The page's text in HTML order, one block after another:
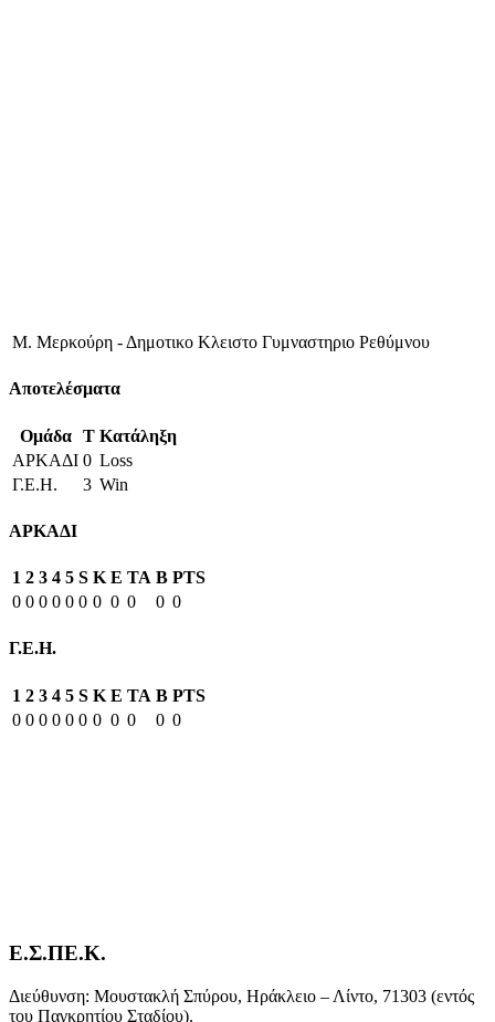
Μ. Μερκούρη - Δημοτικο Κλειστο Γυμναστηριο Ρεθύμνου
Αποτελέσματα
Ομάδα T Κατάληξη
ΑΡΚΑΔΙ 0 Loss
Γ.Ε.Η.
3 Win
ΑΡΚΑΔΙ
1 2 3 4 5 S K E TA B PTS
0 0 0 0 0 0 0 0 0 0 0
Γ.Ε.Η.
1 2 3 4 5 S K E TA B PTS
0 0 0 0 0 0 0 0 0 0 0
Ε.Σ.ΠΕ.Κ.
Διεύθυνση: Μουστακλή Σπύρου, Ηράκλειο – Λίντο, 71303 (εντός
του Παγκρητίου Σταδίου).